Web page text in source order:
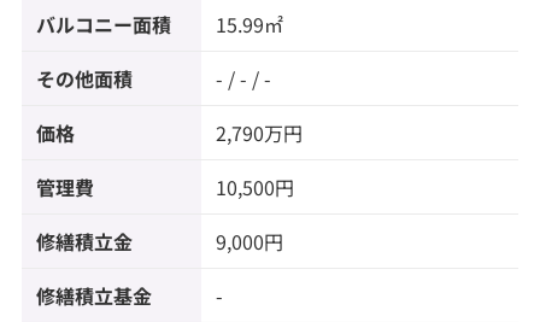
バルコニー面積 15.99㎡
その他面積 - / - / -
価格 2,790万円
管理費 10,500円
修繕積立金 9,000円
修繕積立基金 -